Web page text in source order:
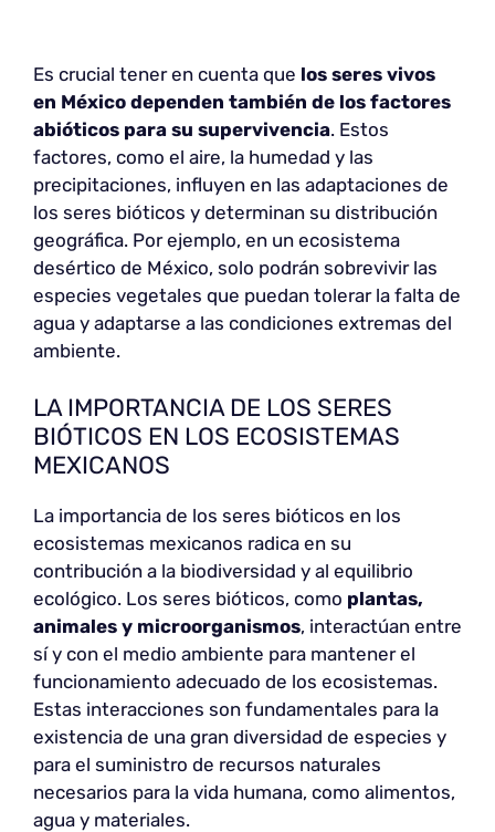
Es crucial tener en cuenta que los seres vivos
en México dependen también de los factores
abióticos para su supervivencia. Estos
factores, como el aire, la humedad y las
precipitaciones, influyen en las adaptaciones de
los seres bióticos y determinan su distribución
geográfica. Por ejemplo, en un ecosistema
desértico de México, solo podrán sobrevivir las
especies vegetales que puedan tolerar la falta de
agua y adaptarse a las condiciones extremas del
ambiente.
LA IMPORTANCIA DE LOS SERES
BIÓTICOS EN LOS ECOSISTEMAS
MEXICANOS
La importancia de los seres bióticos en los
ecosistemas mexicanos radica en su
contribución a la biodiversidad y al equilibrio
ecológico. Los seres bióticos, como plantas,
animales y microorganismos, interactúan entre
sí y con el medio ambiente para mantener el
funcionamiento adecuado de los ecosistemas.
Estas interacciones son fundamentales para la
existencia de una gran diversidad de especies y
para el suministro de recursos naturales
necesarios para la vida humana, como alimentos,
agua y materiales.